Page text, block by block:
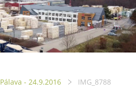
Pálava - 24.9.2016 IMG_8788